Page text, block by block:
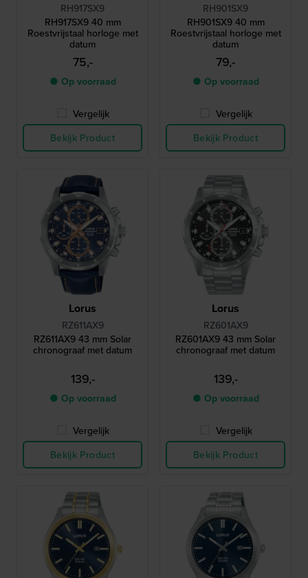
RH917SX9
RH917SX9 40 mm
Roestvrijstaal horloge met
datum
75,-
● Op voorraad
Vergelijk
Bekijk Product
RH901SX9
RH901SX9 40 mm
Roestvrijstaal horloge met
datum
79,-
● Op voorraad
Vergelijk
Bekijk Product
Lorus
RZ611AX9
RZ611AX9 43 mm Solar
chronograaf met datum
139,-
● Op voorraad
Vergelijk
Bekijk Product
Lorus
RZ601AX9
RZ601AX9 43 mm Solar
chronograaf met datum
139,-
● Op voorraad
Vergelijk
Bekijk Product